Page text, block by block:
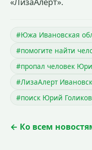
#Южа Ивановская
#помогите найти
#пропал человек
#ЛизаАлерт
#поиск Юрий Голиков
← Ко всем